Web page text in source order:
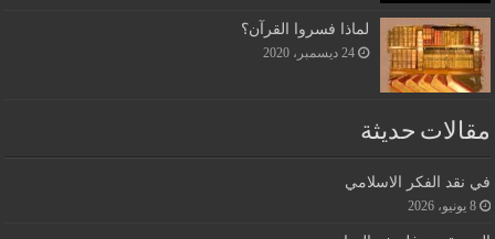
لماذا فسروا القرآن؟
24 ديسمبر، 2020
مقالات حديثة
في نقد الفكر الاسلامي
8 يونيو، 2026